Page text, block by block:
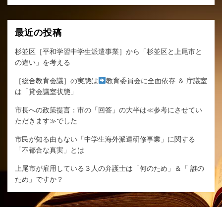
最近の投稿
杉並区［平和学習中学生派遣事業］から「杉並区と上尾市と
の違い」を考える
［総合教育会議］の実態は
教育委員会に全面依存 ＆ 庁議室
は「貸会議室状態」
市長への政策提言：市の「回答」の大半は≪参考にさせてい
ただきます≫でした
市民が知る由もない「中学生海外派遣研修事業」に関する
「不都合な真実」とは
上尾市が雇用している３人の弁護士は「何のため」＆「 誰の
ため」ですか？